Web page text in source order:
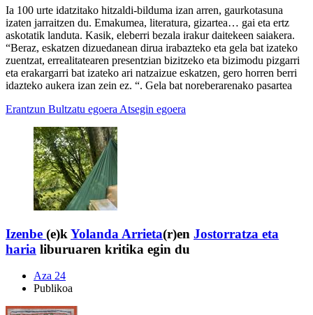
Ia 100 urte idatzitako hitzaldi-bilduma izan arren, gaurkotasuna
izaten jarraitzen du. Emakumea, literatura, gizartea… gai eta ertz
askotatik landuta. Kasik, eleberri bezala irakur daitekeen saiakera.
“Beraz, eskatzen dizuedanean dirua irabazteko eta gela bat izateko
zuentzat, errealitatearen presentzian bizitzeko eta bizimodu pizgarri
eta erakargarri bat izateko ari natzaizue eskatzen, gero horren berri
idazteko aukera izan zein ez. “. Gela bat noreberarenako pasartea
Erantzun Bultzatu egoera Atsegin egoera
Izenbe (e)k Yolanda Arrieta(r)en Jostorratza eta
haria liburuaren kritika egin du
Aza 24
Publikoa